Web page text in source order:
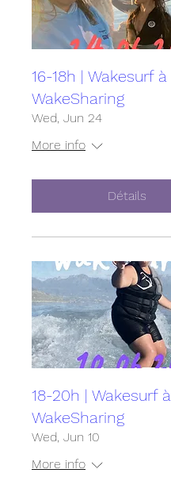
16-18h | Wakesurf à
WakeSharing
Wed, Jun 24
More info
Détails
18-20h | Wakesurf à
WakeSharing
Wed, Jun 10
More info